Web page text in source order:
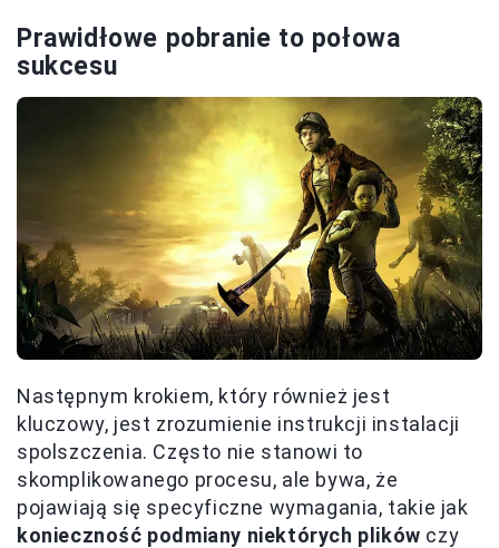
Prawidłowe pobranie to połowa
sukcesu
Następnym krokiem, który również jest
kluczowy, jest zrozumienie instrukcji instalacji
spolszczenia. Często nie stanowi to
skomplikowanego procesu, ale bywa, że
pojawiają się specyficzne wymagania, takie jak
konieczność podmiany niektórych plików czy